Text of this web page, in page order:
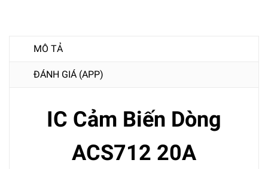
MÔ TẢ
ĐÁNH GIÁ (APP)
IC Cảm Biến Dòng
ACS712 20A